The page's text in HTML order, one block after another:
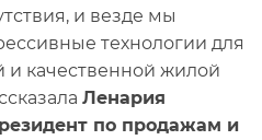
и везде мы
технологии для
и качественной жилой
Ленария
по продажам и